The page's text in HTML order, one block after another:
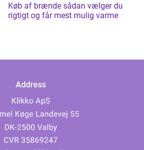
Køb af brænde sådan vælger du
rigtigt og får mest mulig varme
Address